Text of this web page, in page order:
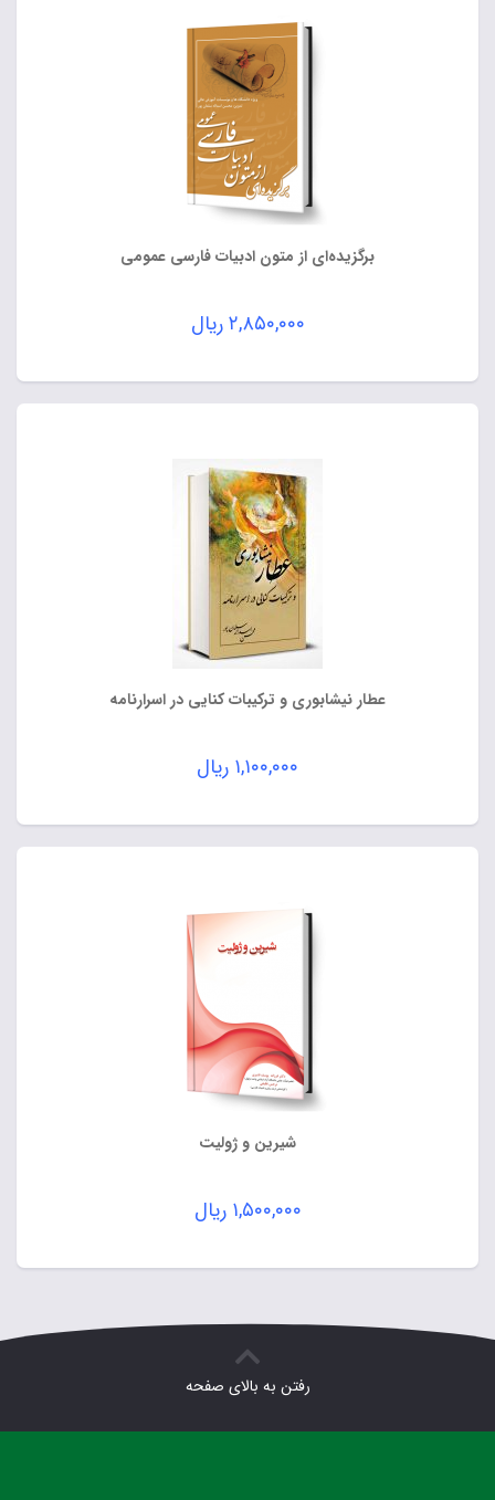
برگزیده‌ای از متون ادبیات فارسی عمومی
۲,۸۵۰,۰۰۰ریال
عطار نیشابوری و ترکیبات کنایی در اسرارنامه
۱,۱۰۰,۰۰۰ ریال
شیرین و ژولیت
۱,۵۰۰,۰۰۰ ریال
رفتن به بالای صفحه